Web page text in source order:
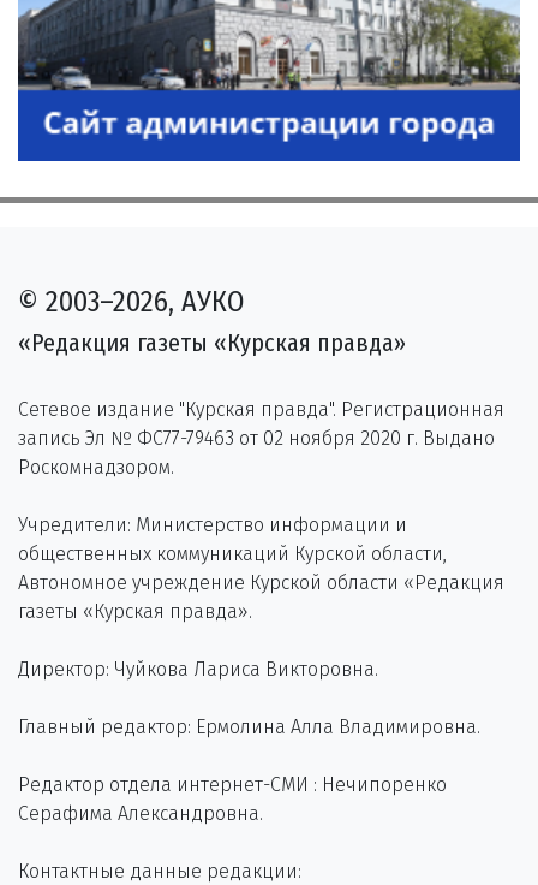
© 2003–2026, АУКО
«Редакция газеты «Курская правда»
Сетевое издание "Курская правда". Регистрационная
запись Эл № ФС77-79463 от 02 ноября 2020 г. Выдано
Роскомнадзором.
Учредители: Министерство информации и
общественных коммуникаций Курской области,
Автономное учреждение Курской области «Редакция
газеты «Курская правда».
Директор: Чуйкова Лариса Викторовна.
Главный редактор: Ермолина Алла Владимировна.
Редактор отдела интернет-СМИ : Нечипоренко
Серафима Александровна.
Контактные данные редакции: